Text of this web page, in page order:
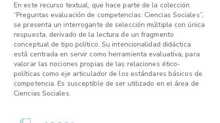
En este recurso textual, que hace parte de la colección
“Preguntas evaluación de competencias: Ciencias Sociales”,
se presenta un interrogante de selección múltiple con única
respuesta, derivado de la lectura de un fragmento
conceptual de tipo político. Su intencionalidad didáctica
está centrada en servir como herramienta evaluativa, para
valorar las nociones propias de las relaciones ético-
políticas como eje articulador de los estándares básicos de
competencia. Es susceptible de ser utilizado en el área de
Ciencias Sociales.